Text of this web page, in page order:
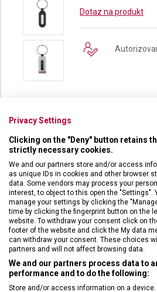
Dotaz na produkt
SPECIFIKACE
DRUH ZBOŽÍ
ZÁRUKA 24
17 x 6
Privacy Settings
Clicking on the "Deny" button retains
strictly necessary cookies.
We and our partners store and/or access
as unique IDs in cookies and other browser
data. Some vendors may process your
interest, to object to this open the "Settings".
manage your settings by clicking the
time by clicking the fingerprint button on the
website. To withdraw your consent click on
footer of the website and click the My data
can withdraw your consent. These choices
partners and will not affect browsing data.
We and our partners process data to
performance and to do the following:
Store and/or access information on a